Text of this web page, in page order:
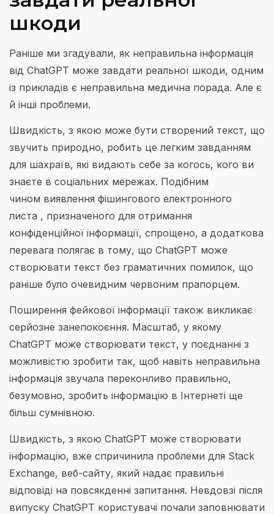
шкоди
Раніше ми згадували, як неправильна інформація
від ChatGPT може завдати реальної шкоди, одним
із прикладів є неправильна медична порада. Але є
й інші проблеми.
Швидкість, з якою може бути створений текст, що
звучить природно, робить це легким завданням
для шахраїв, які видають себе за когось, кого ви
знаєте в соціальних мережах. Подібним
чином виявлення фішингового електронного
листа , призначеного для отримання
конфіденційної інформації, спрощено, а додаткова
перевага полягає в тому, що ChatGPT може
створювати текст без граматичних помилок, що
раніше було очевидним червоним прапорцем.
Поширення фейкової інформації також викликає
серйозне занепокоєння. Масштаб, у якому
ChatGPT може створювати текст, у поєднанні з
можливістю зробити так, щоб навіть неправильна
інформація звучала переконливо правильно,
безумовно, зробить інформацію в Інтернеті ще
більш сумнівною.
Швидкість, з якою ChatGPT може створювати
інформацію, вже спричинила проблеми для Stack
Exchange, веб-сайту, який надає правильні
відповіді на повсякденні запитання. Невдовзі після
випуску ChatGPT користувачі почали заповнювати